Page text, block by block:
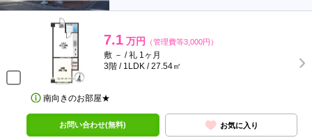
7.1 万円 （管理費等3,000円）
敷 － / 礼 1ヶ月
3階 / 1LDK / 27.54㎡
南向きのお部屋★
お問い合わせ(無料) お気に入り